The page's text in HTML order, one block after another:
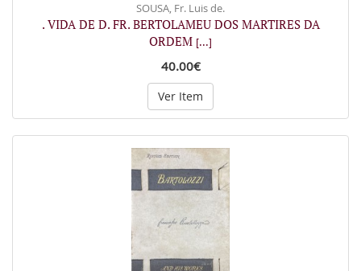
SOUSA, Fr. Luis de.
. VIDA DE D. FR. BERTOLAMEU DOS MARTIRES DA
ORDEM [...]
40.00€
Ver Item